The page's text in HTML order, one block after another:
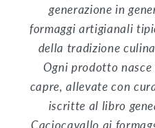
generazione in
formaggi artigianali
della tradizione
Ogni prodotto
capre, allevate con
iscritte al libro